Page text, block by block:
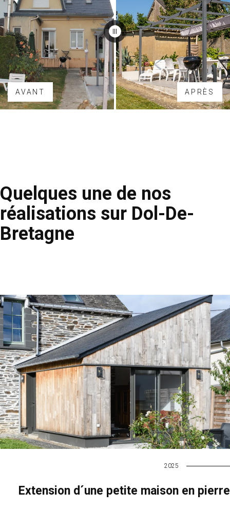
AVANT APRÈS
Quelques une de nos
réalisations sur Dol-De-
Bretagne
2025
Extension d´une petite maison en pierre